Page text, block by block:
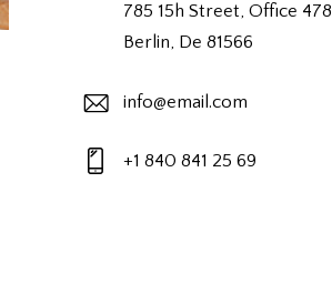
785 15h Street, Office 478
Berlin, De 81566
info@email.com
+1 840 841 25 69